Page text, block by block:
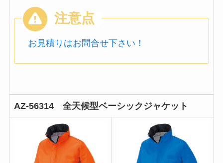
お見積りはお問合せ下さい！
AZ-56314 全天候型ベーシックジャケット